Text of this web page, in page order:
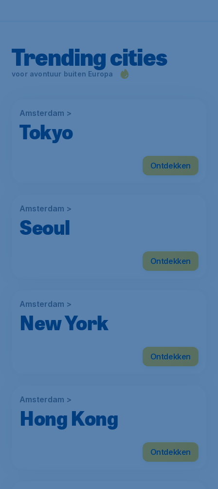
Trending cities
voor avontuur buiten Europa
Amsterdam >
Tokyo
Ontdekken
Amsterdam >
Seoul
Ontdekken
Amsterdam >
New York
Ontdekken
Amsterdam >
Hong Kong
Ontdekken